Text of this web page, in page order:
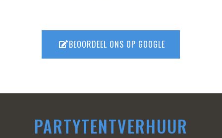
BEOORDEEL ONS OP GOOGLE
PARTYTENTVERHUUR